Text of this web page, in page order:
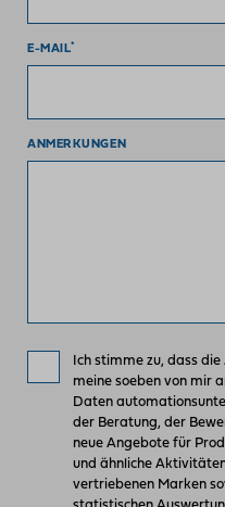
E-MAIL*
ANMERKUNGEN
Ich stimme zu, dass
meine soeben von mir
Daten
der Beratung, der
neue Angebote für
und ähnliche
vertriebenen Marken